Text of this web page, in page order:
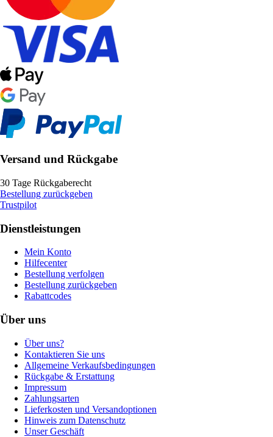
Versand und Rückgabe
30 Tage Rückgaberecht
Bestellung zurückgeben
Trustpilot
Dienstleistungen
Mein Konto
Hilfecenter
Bestellung verfolgen
Bestellung zurückgeben
Rabattcodes
Über uns
Über uns?
Kontaktieren Sie uns
Allgemeine Verkaufsbedingungen
Rückgabe & Erstattung
Impressum
Zahlungsarten
Lieferkosten und Versandoptionen
Hinweis zum Datenschutz
Unser Geschäft